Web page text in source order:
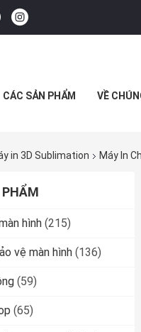
CÁC SẢN PHẨM VỀ
in 3D Sublimation Máy In
PHẨM
hình (215)
vệ màn hình (136)
(59)
(65)